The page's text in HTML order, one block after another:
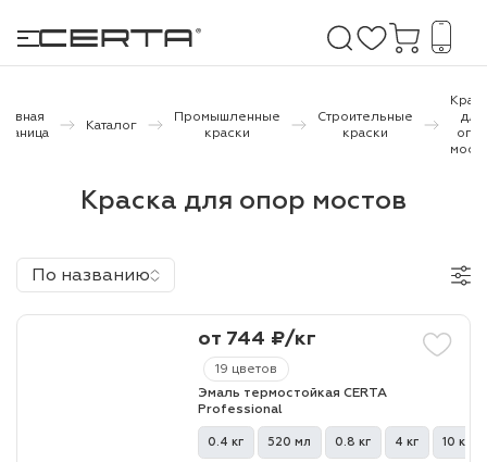
и дачи
бетону,
Каталог
Промышленные
краски
Строительные
краски
для
Краска для опор мостов
По названию
19 цветов
от 744 ₽/кг
Эмаль термостойкая CERTA
Professional
0.4 кг 520 мл 0.8 кг 4 кг 10 кг